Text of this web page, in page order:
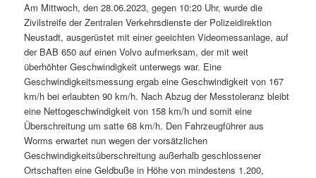
Am Mittwoch, den 28.06.2023, gegen 10:20 Uhr, wurde die
Zivilstreife der Zentralen Verkehrsdienste der Polizeidirektion
Neustadt, ausgerüstet mit einer geeichten Videomessanlage, auf
der BAB 650 auf einen Volvo aufmerksam, der mit weit
überhöhter Geschwindigkeit unterwegs war. Eine
Geschwindigkeitsmessung ergab eine Geschwindigkeit von 167
km/h bei erlaubten 90 km/h. Nach Abzug der Messtoleranz bleibt
eine Nettogeschwindigkeit von 158 km/h und somit eine
Überschreitung um satte 68 km/h. Den Fahrzeugführer aus
Worms erwartet nun wegen der vorsätzlichen
Geschwindigkeitsüberschreitung außerhalb geschlossener
Ortschaften eine Geldbuße in Höhe von mindestens 1.200,